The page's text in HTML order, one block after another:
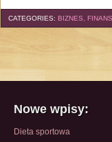
CATEGORIES: BIZNES,
Nowe wpisy:
Dieta sportowa